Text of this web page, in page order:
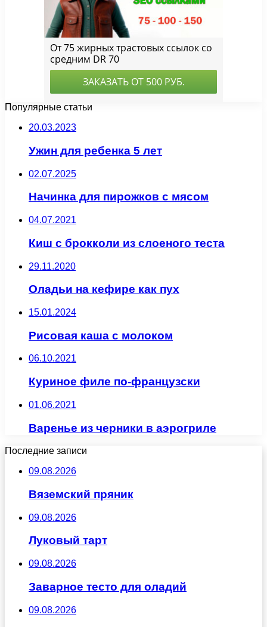
Популярные статьи
20.03.2023
Ужин для ребенка 5 лет
02.07.2025
Начинка для пирожков с мясом
04.07.2021
Киш с брокколи из слоеного теста
29.11.2020
Оладьи на кефире как пух
15.01.2024
Рисовая каша с молоком
06.10.2021
Куриное филе по-французски
01.06.2021
Варенье из черники в аэрогриле
Последние записи
09.08.2026
Вяземский пряник
09.08.2026
Луковый тарт
09.08.2026
Заварное тесто для оладий
09.08.2026